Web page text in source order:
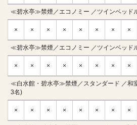
≪碧水亭≫禁煙／エコノミー ／ツインベッド
× × × × × × × ×
≪碧水亭≫禁煙／エコノミー ／ツインベッド
× × × × × × × ×
≪白水館・碧水亭≫禁煙／スタンダード ／和
3名)
× × × × × × × ×